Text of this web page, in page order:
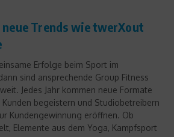
neue Trends wie twerXout
Erfolge beim Sport im
sind ansprechende Group Fitness
Jedes Jahr kommen neue Formate
begeistern und Studiobetreibern
Kundengewinnung eröffnen. Ob
Elemente aus dem Yoga, Kampfsport